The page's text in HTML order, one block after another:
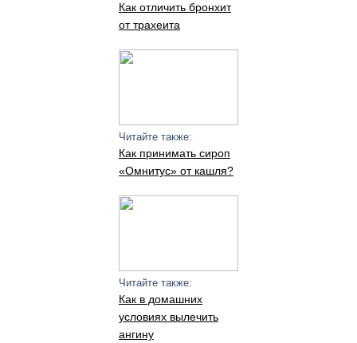
Как отличить бронхит
от трахеита
Читайте также:
Как принимать сироп
«Омнитус» от кашля?
Читайте также:
Как в домашних
условиях вылечить
ангину